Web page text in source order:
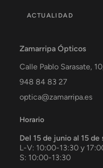
ACTUALIDAD
Zamarripa Ópticos
Calle Pablo Sarasate,
948 84 83 27
optica@zamarripa.es
Horario
Del 15 de junio al 15
L-V: 10:00-13:30 y
S: 10:00-13:30